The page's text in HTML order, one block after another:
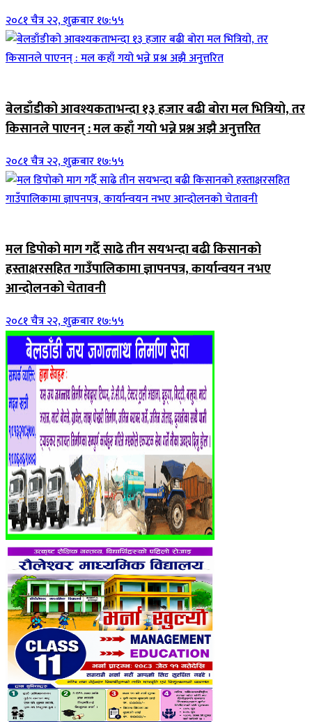
२०८१ चैत्र २२, शुक्रबार १७:५५
बेलडाँडीको आवश्यकताभन्दा १३ हजार बढी बोरा मल भित्रियो, तर
किसानले पाएनन् : मल कहाँ गयो भन्ने प्रश्न अझै अनुत्तरित
२०८१ चैत्र २२, शुक्रबार १७:५५
मल डिपोको माग गर्दै साढे तीन सयभन्दा बढी किसानको
हस्ताक्षरसहित गाउँपालिकामा ज्ञापनपत्र, कार्यान्वयन नभए
आन्दोलनको चेतावनी
२०८१ चैत्र २२, शुक्रबार १७:५५